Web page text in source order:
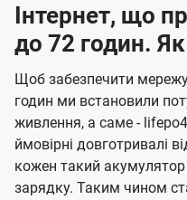
Інтернет, що
до 72 годин.
Щоб забезпечити
годин ми встановили
живлення, а саме -
ймовірні довготривалі
кожен такий
зарядку. Таким чином